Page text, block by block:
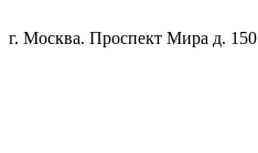
г. Москва. Проспект Мира д. 150